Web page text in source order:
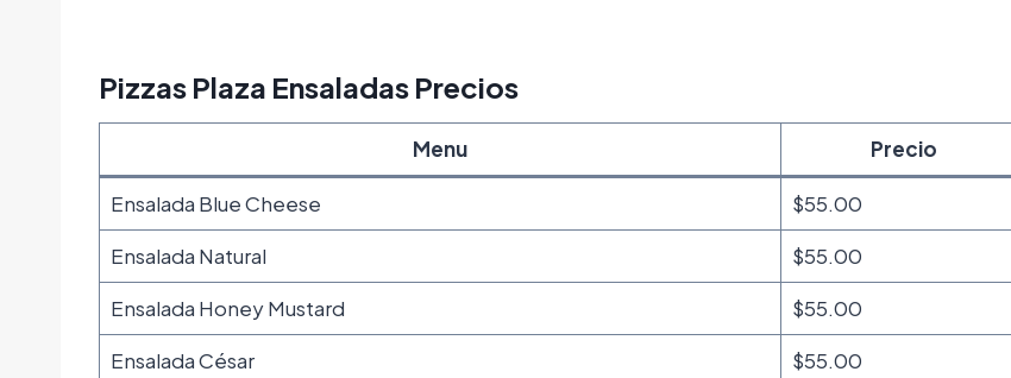
Pizzas Plaza Ensaladas Precios
Menu Precio
Ensalada Blue Cheese
$55.00
Ensalada Natural
$55.00
Ensalada Honey Mustard
$55.00
Ensalada César
$55.00